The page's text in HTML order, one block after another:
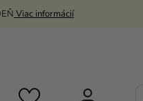
Viac informácií